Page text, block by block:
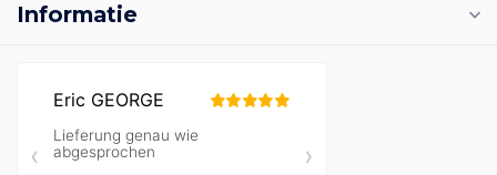
Informatie